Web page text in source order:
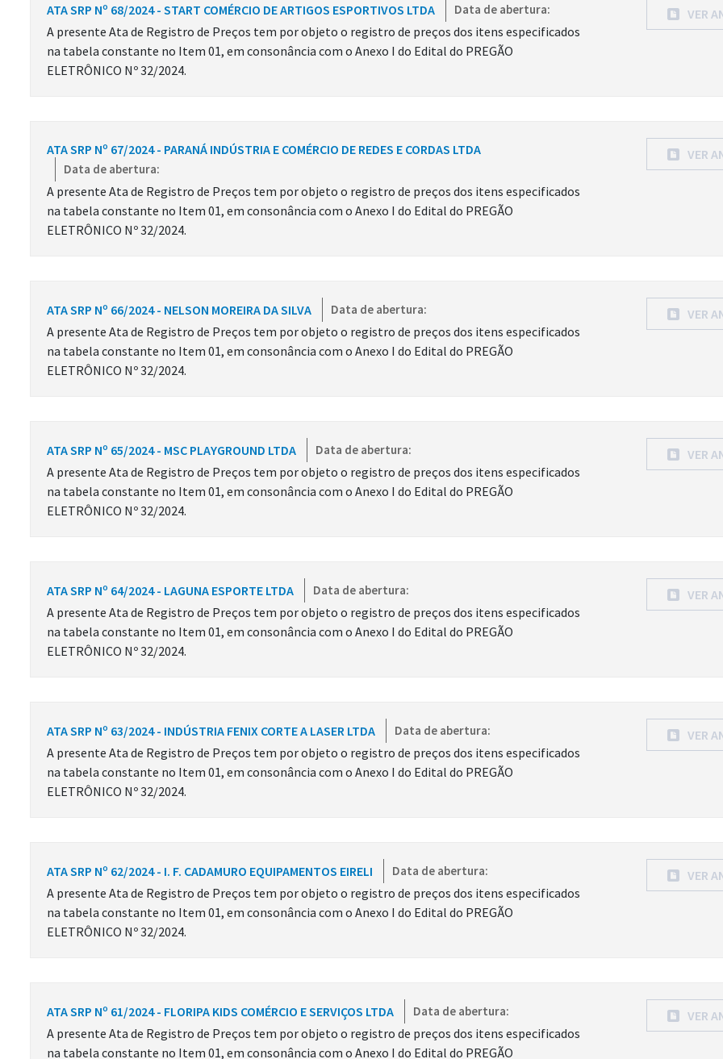
ATA SRP Nº 68/2024 - START COMÉRCIO DE ARTIGOS ESPORTIVOS LTDA Data de abertura:
A presente Ata de Registro de Preços tem por objeto o registro de preços dos itens especificados
na tabela constante no Item 01, em consonância com o Anexo I do Edital do PREGÃO
ELETRÔNICO Nº 32/2024.
VER
ATA SRP Nº 67/2024 - PARANÁ INDÚSTRIA E COMÉRCIO DE REDES E CORDAS LTDA
Data de abertura:
A presente Ata de Registro de Preços tem por objeto o registro de preços dos itens especificados
na tabela constante no Item 01, em consonância com o Anexo I do Edital do PREGÃO
ELETRÔNICO Nº 32/2024.
VER
ATA SRP Nº 66/2024 - NELSON MOREIRA DA SILVA Data de abertura:
A presente Ata de Registro de Preços tem por objeto o registro de preços dos itens especificados
na tabela constante no Item 01, em consonância com o Anexo I do Edital do PREGÃO
ELETRÔNICO Nº 32/2024.
VER
ATA SRP Nº 65/2024 - MSC PLAYGROUND LTDA Data de abertura:
A presente Ata de Registro de Preços tem por objeto o registro de preços dos itens especificados
na tabela constante no Item 01, em consonância com o Anexo I do Edital do PREGÃO
ELETRÔNICO Nº 32/2024.
VER
ATA SRP Nº 64/2024 - LAGUNA ESPORTE LTDA Data de abertura:
A presente Ata de Registro de Preços tem por objeto o registro de preços dos itens especificados
na tabela constante no Item 01, em consonância com o Anexo I do Edital do PREGÃO
ELETRÔNICO Nº 32/2024.
VER
ATA SRP Nº 63/2024 - INDÚSTRIA FENIX CORTE A LASER LTDA Data de abertura:
A presente Ata de Registro de Preços tem por objeto o registro de preços dos itens especificados
na tabela constante no Item 01, em consonância com o Anexo I do Edital do PREGÃO
ELETRÔNICO Nº 32/2024.
VER
ATA SRP Nº 62/2024 - I. F. CADAMURO EQUIPAMENTOS EIRELI Data de abertura:
A presente Ata de Registro de Preços tem por objeto o registro de preços dos itens especificados
na tabela constante no Item 01, em consonância com o Anexo I do Edital do PREGÃO
ELETRÔNICO Nº 32/2024.
VER
ATA SRP Nº 61/2024 - FLORIPA KIDS COMÉRCIO E SERVIÇOS LTDA Data de abertura:
A presente Ata de Registro de Preços tem por objeto o registro de preços dos itens especificados
na tabela constante no Item 01, em consonância com o Anexo I do Edital do PREGÃO
VER